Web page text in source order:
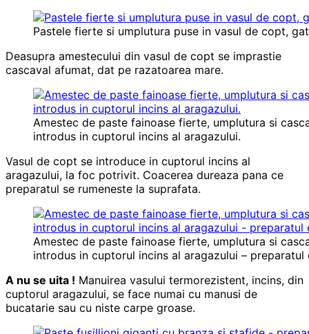
Pastele fierte si umplutura puse in vasul de copt,
Deasupra amestecului din vasul de copt se imprastie
cascaval afumat, dat pe razatoarea mare.
Amestec de paste fainoase fierte, umplutura si
introdus in cuptorul incins al aragazului.
Vasul de copt se introduce in cuptorul incins al
aragazului, la foc potrivit. Coacerea dureaza pana ce
preparatul se rumeneste la suprafata.
Amestec de paste fainoase fierte, umplutura si
introdus in cuptorul incins al aragazului – preparatul
A nu se uita ! Manuirea vasului termorezistent, incins, din
cuptorul aragazului, se face numai cu manusi de
bucatarie sau cu niste carpe groase.